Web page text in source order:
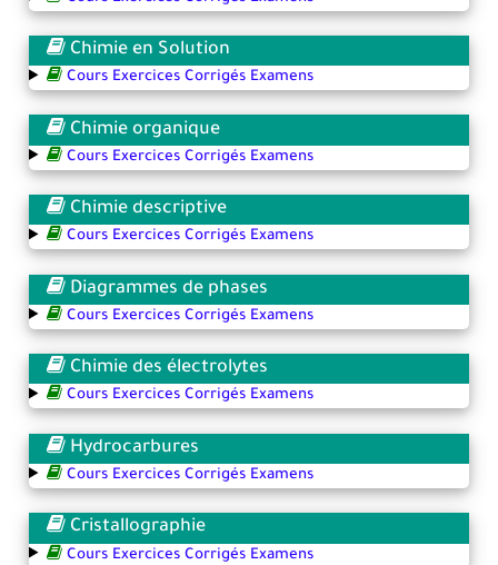
Chimie en Solution
Cours Exercices Corrigés Examens
Chimie organique
Cours Exercices Corrigés Examens
Chimie descriptive
Cours Exercices Corrigés Examens
Diagrammes de phases
Cours Exercices Corrigés Examens
Chimie des électrolytes
Cours Exercices Corrigés Examens
Hydrocarbures
Cours Exercices Corrigés Examens
Cristallographie
Cours Exercices Corrigés Examens